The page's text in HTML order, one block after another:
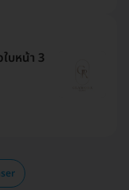
บหน้า 3